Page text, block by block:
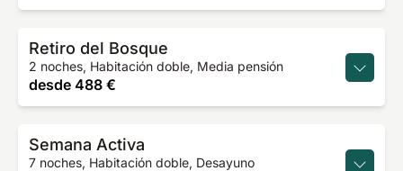
Retiro del Bosque
2 noches, Habitación doble, Media pensión
desde 488 €
Semana Activa
7 noches, Habitación doble, Desayuno